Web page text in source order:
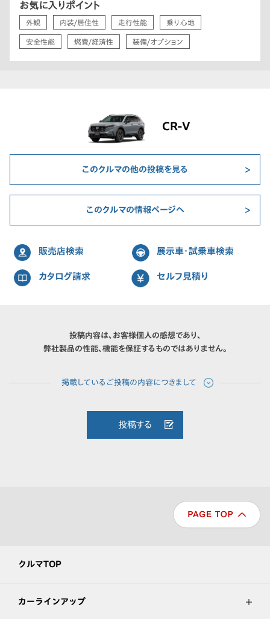
お気に入りポイント
外観 内装/居住性 走行性能 乗り心地
安全性能 燃費/経済性 装備/オプション
CR-V
このクルマの他の投稿を見る
このクルマの情報ページへ
販売店検索 展示車・試乗車検索
カタログ請求 セルフ見積り
投稿内容は、お客様個人の感想であり、
弊社製品の性能、機能を保証するものではありません。
投稿する
クルマTOP
カーラインアップ